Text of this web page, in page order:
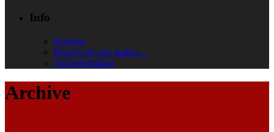
Info
Kontakt
Feuerwehr mal anders…
Sicherheitstipps
Archive